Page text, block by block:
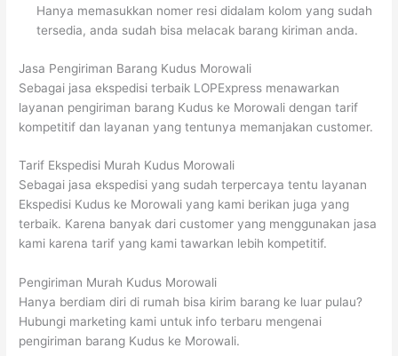
Hanya memasukkan nomer resi didalam kolom yang sudah
tersedia, anda sudah bisa melacak barang kiriman anda.
Jasa Pengiriman Barang Kudus Morowali
Sebagai jasa ekspedisi terbaik LOPExpress menawarkan
layanan pengiriman barang Kudus ke Morowali dengan tarif
kompetitif dan layanan yang tentunya memanjakan customer.
Tarif Ekspedisi Murah Kudus Morowali
Sebagai jasa ekspedisi yang sudah terpercaya tentu layanan
Ekspedisi Kudus ke Morowali yang kami berikan juga yang
terbaik. Karena banyak dari customer yang menggunakan jasa
kami karena tarif yang kami tawarkan lebih kompetitif.
Pengiriman Murah Kudus Morowali
Hanya berdiam diri di rumah bisa kirim barang ke luar pulau?
Hubungi marketing kami untuk info terbaru mengenai
pengiriman barang Kudus ke Morowali.